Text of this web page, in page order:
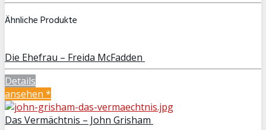
Ähnliche Produkte
Die Ehefrau – Freida McFadden
Details
ansehen *
Das Vermächtnis – John Grisham